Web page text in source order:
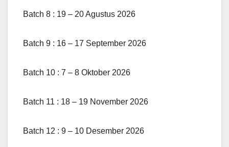
Batch 8 : 19 – 20 Agustus 2026
Batch 9 : 16 – 17 September 2026
Batch 10 : 7 – 8 Oktober 2026
Batch 11 : 18 – 19 November 2026
Batch 12 : 9 – 10 Desember 2026